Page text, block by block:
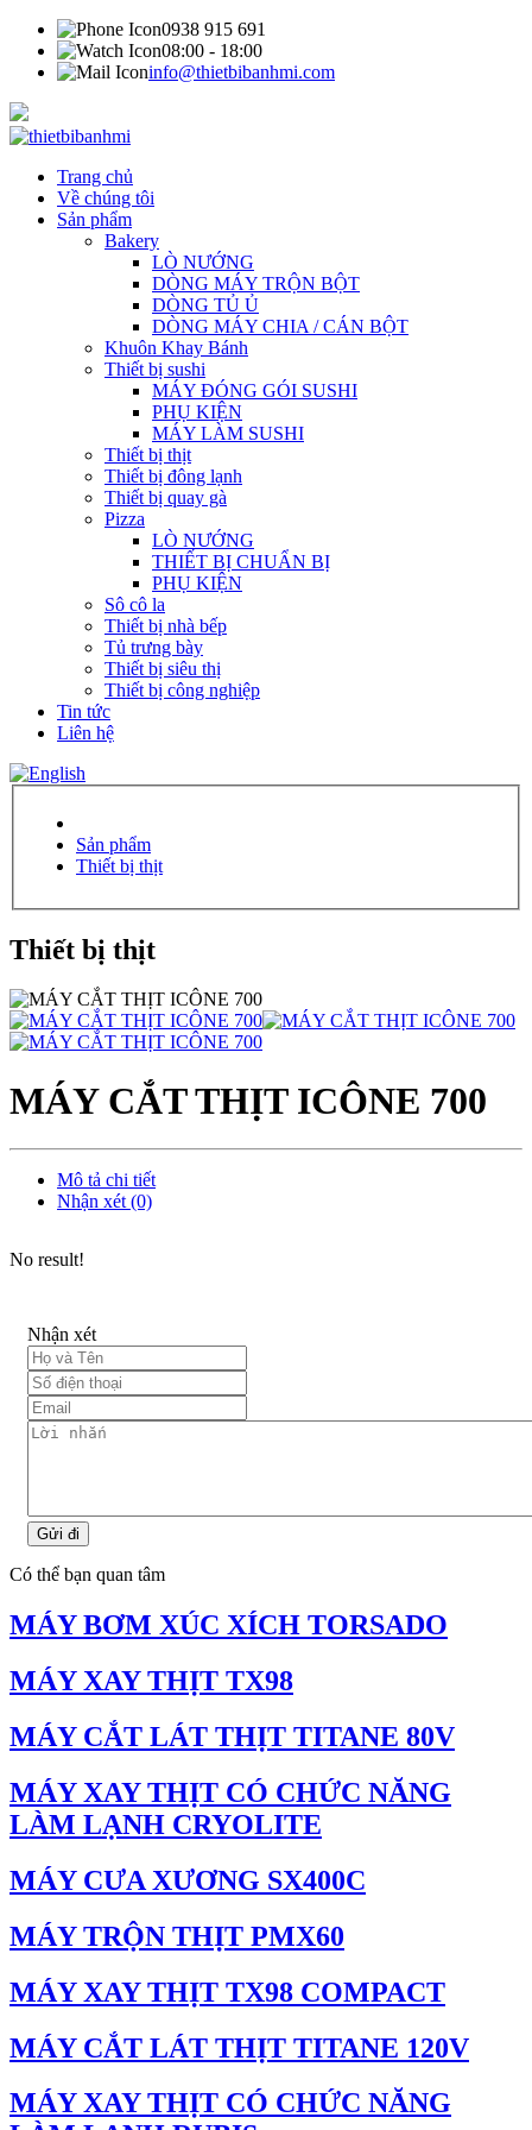
0938 915 691
08:00 - 18:00
info@thietbibanhmi.com
Trang chủ
Về chúng tôi
Sản phẩm
Bakery
LÒ NƯỚNG
DÒNG MÁY TRỘN BỘT
DÒNG TỦ Ủ
DÒNG MÁY CHIA / CÁN BỘT
Khuôn Khay Bánh
Thiết bị sushi
MÁY ĐÓNG GÓI SUSHI
PHỤ KIỆN
MÁY LÀM SUSHI
Thiết bị thịt
Thiết bị đông lạnh
Thiết bị quay gà
Pizza
LÒ NƯỚNG
THIẾT BỊ CHUẨN BỊ
PHỤ KIỆN
Sô cô la
Thiết bị nhà bếp
Tủ trưng bày
Thiết bị siêu thị
Thiết bị công nghiệp
Tin tức
Liên hệ
Sản phẩm
Thiết bị thịt
Thiết bị thịt
MÁY CẮT THỊT ICÔNE 700
Mô tả chi tiết
Nhận xét (0)
No result!
Nhận xét
Gửi đi
Có thể bạn quan tâm
MÁY BƠM XÚC XÍCH TORSADO
MÁY XAY THỊT TX98
MÁY CẮT LÁT THỊT TITANE 80V
MÁY XAY THỊT CÓ CHỨC NĂNG
LÀM LẠNH CRYOLITE
MÁY CƯA XƯƠNG SX400C
MÁY TRỘN THỊT PMX60
MÁY XAY THỊT TX98 COMPACT
MÁY CẮT LÁT THỊT TITANE 120V
MÁY XAY THỊT CÓ CHỨC NĂNG